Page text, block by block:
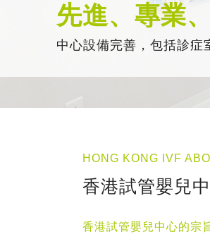
先進、專業
中心設備完善，包括診症
HONG KONG IVF
香港試管嬰兒
香港試管嬰兒中心的宗